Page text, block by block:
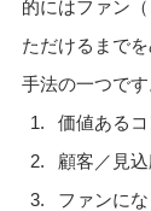
的にはファン
ただけるまで
手法の一つで
価値ある
顧客／見
ファンに